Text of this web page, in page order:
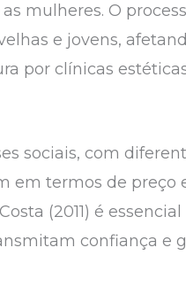
mulheres. O
e jovens,
por clínicas
sociais, com
em termos de preço
(2011) é
confiança e